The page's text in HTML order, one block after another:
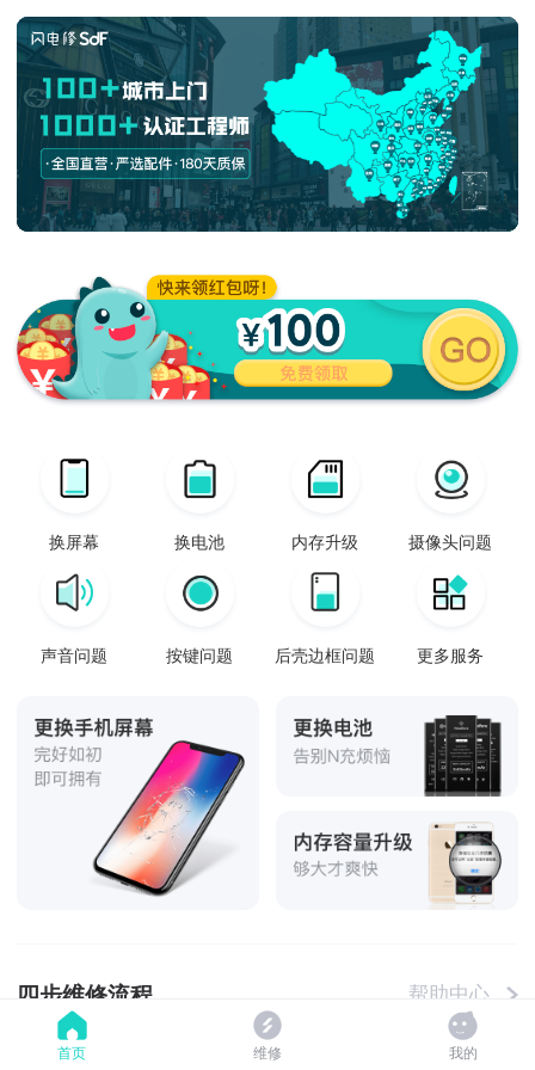
换屏幕 换电池 内存升级 摄像头问题
声音问题 按键问题 后壳边框问题 更多服务
四步维修流程 帮助中心
首页 维修 我的